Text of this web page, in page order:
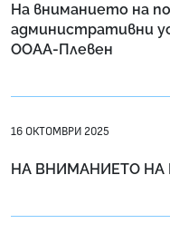
На вниманието на
административни
ООАА-Плевен
16 ОКТОМВРИ 2025
НА ВНИМАНИЕТО НА